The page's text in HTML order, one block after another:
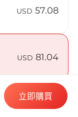
的
USD 57.08
USD 81.04
125.07
立即購買